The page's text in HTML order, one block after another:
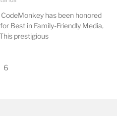
has been honored
Best in Family-Friendly Media,
prestigious
6